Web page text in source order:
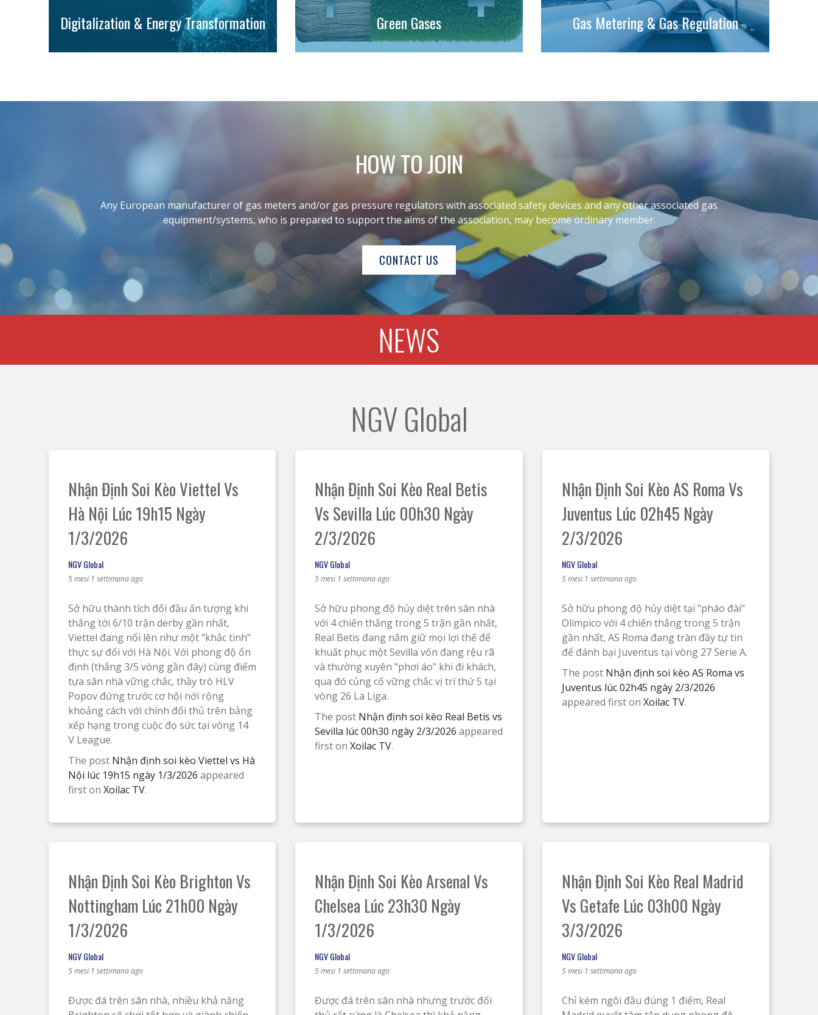
Digitalization & Energy Transformation Green Gases Gas Metering & Gas Regulation
HOW TO JOIN
Any European manufacturer of gas meters and/or gas pressure regulators with associated safety devices and any other associated gas
equipment/systems, who is prepared to support the aims of the association, may become ordinary member.
CONTACT US
NEWS
NGV Global
Nhận Định Soi Kèo Viettel Vs
Hà Nội Lúc 19h15 Ngày
1/3/2026
NGV Global
5 mesi 1 settimana ago
Sở hữu thành tích đối đầu ấn tượng khi
thắng tới 6/10 trận derby gần nhất,
Viettel đang nổi lên như một "khắc tinh"
thực sự đối với Hà Nội. Với phong độ ổn
định (thắng 3/5 vòng gần đây) cùng điểm
tựa sân nhà vững chắc, thầy trò HLV
Popov đứng trước cơ hội nới rộng
khoảng cách với chính đối thủ trên bảng
xếp hạng trong cuộc đọ sức tại vòng 14
V League.
The post Nhận định soi kèo Viettel vs Hà
Nội lúc 19h15 ngày 1/3/2026 appeared
first on Xoilac TV.
Nhận Định Soi Kèo Real Betis
Vs Sevilla Lúc 00h30 Ngày
2/3/2026
NGV Global
5 mesi 1 settimana ago
Sở hữu phong độ hủy diệt trên sân nhà
với 4 chiến thắng trong 5 trận gần nhất,
Real Betis đang nắm giữ mọi lợi thế để
khuất phục một Sevilla vốn đang rệu rã
và thường xuyên "phơi áo" khi đi khách,
qua đó củng cố vững chắc vị trí thứ 5 tại
vòng 26 La Liga.
The post Nhận định soi kèo Real Betis vs
Sevilla lúc 00h30 ngày 2/3/2026 appeared
first onXoilac TV.
Nhận Định Soi Kèo AS Roma Vs
Juventus Lúc 02h45 Ngày
2/3/2026
NGV Global
5 mesi 1 settimana ago
Sở hữu phong độ hủy diệt tại "pháo đài"
Olimpico với 4 chiến thắng trong 5 trận
gần nhất, AS Roma đang tràn đầy tự tin
để đánh bại Juventus tại vòng 27 Serie A.
The post Nhận định soi kèo AS Roma vs
Juventus lúc 02h45 ngày 2/3/2026
appeared first on Xoilac TV.
Nhận Định Soi Kèo Brighton Vs
Nottingham Lúc 21h00 Ngày
1/3/2026
NGV Global
5 mesi 1 settimana ago
Được đá trên sân nhà, nhiều khả năng
Nhận Định Soi Kèo Arsenal Vs
Chelsea Lúc 23h30 Ngày
1/3/2026
NGV Global
5 mesi 1 settimana ago
Được đá trên sân nhà nhưng trước đối
Nhận Định Soi Kèo Real Madrid
Vs Getafe Lúc 03h00 Ngày
3/3/2026
NGV Global
5 mesi 1 settimana ago
Chỉ kém ngôi đầu đúng 1 điểm, Real